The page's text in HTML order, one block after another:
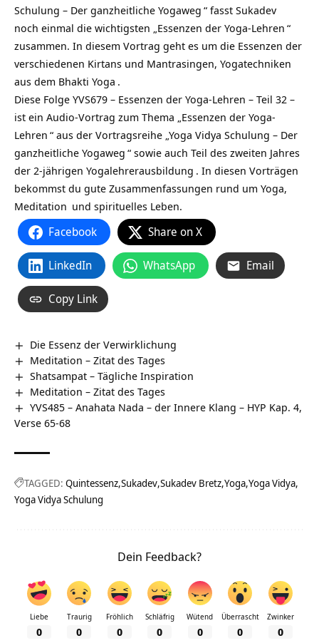
Schulung – Der ganzheitliche Yogaweg “ fasst Sukadev
noch einmal die wichtigsten „Essenzen der Yoga-Lehren “
zusammen. In diesem Vortrag geht es um die Essenzen der
verschiedenen Kirtans und Mantrasingen, Yogatechniken
aus dem Bhakti Yoga .
Diese Folge YVS679 – Essenzen der Yoga-Lehren – Teil 32 –
ist ein Audio-Vortrag zum Thema „Essenzen der Yoga-
Lehren “ aus der Vortragsreihe „Yoga Vidya Schulung – Der
ganzheitliche Yogaweg “ sowie auch Teil des zweiten Jahres
der 2-jährigen Yogalehrerausbildung . In diesen Vorträgen
bekommst du gute Zusammenfassungen rund um Yoga,
Meditation und spirituelles Leben.
Facebook Share on X
LinkedIn WhatsApp Email
Copy Link
Die Essenz der Verwirklichung
Meditation – Zitat des Tages
Shatsampat – Tägliche Inspiration
Meditation – Zitat des Tages
YVS485 – Anahata Nada – der Innere Klang – HYP Kap. 4,
Verse 65-68
TAGGED: Quintessenz Sukadev Sukadev Bretz Yoga Yoga Vidya
Yoga Vidya Schulung
Dein Feedback?
Liebe
0
Traurig
0
Fröhlich
0
Schläfrig
0
Wütend
0
Überrascht
0
Zwinker
0